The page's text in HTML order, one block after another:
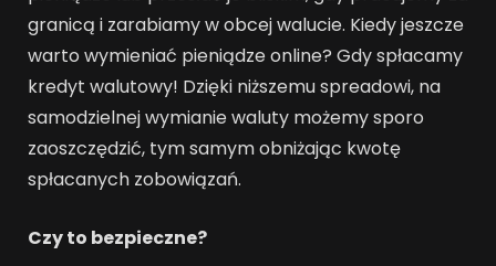
granicą i zarabiamy w obcej walucie. Kiedy jeszcze
warto wymieniać pieniądze online? Gdy spłacamy
kredyt walutowy! Dzięki niższemu spreadowi, na
samodzielnej wymianie waluty możemy sporo
zaoszczędzić, tym samym obniżając kwotę
spłacanych zobowiązań.
Czy to bezpieczne?